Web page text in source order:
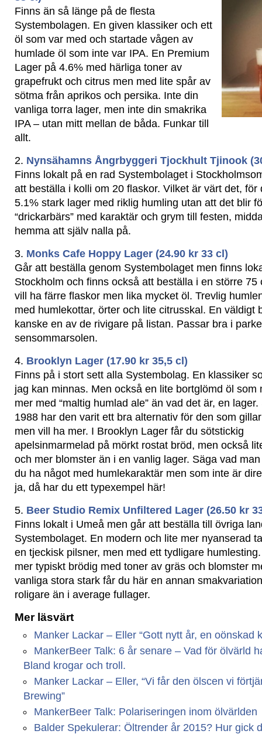
Finns än så länge på de flesta
Systembolagen. En given klassiker och ett
öl som var med och startade vågen av
humlade öl som inte var IPA. En Premium
Lager på 4.6% med härliga toner av
grapefrukt och citrus men med lite spår av
sötma från aprikos och persika. Inte din
vanliga torra lager, men inte din smakrika
IPA – utan mitt mellan de båda. Funkar till
allt.
2. Nynsähamns Ångrbyggeri Tjockhult Tjinook
Finns lokalt på en rad Systembolaget i
att beställa i kolli om 20 flaskor. Vilket är värt det, för
5.1% stark lager med riklig humling utan att det blir
“drickarbärs” med karaktär och grym till festen,
hemma att själv nalla på.
3. Monks Cafe Hoppy Lager (24.90 kr 33 cl)
Går att beställa genom Systembolaget men finns
Stockholm och finns också att beställa i en större 75
vill ha färre flaskor men lika mycket öl. Trevlig
med humlekottar, örter och lite citrusskal. En väldigt
kanske en av de rivigare på listan. Passar bra i
sensommarsolen.
4. Brooklyn Lager (17.90 kr 35,5 cl)
Finns på i stort sett alla Systembolag. En klassiker
jag kan minnas. Men också en lite bortglömd öl som
mer med “maltig humlad ale” än vad det är, en lager.
1988 har den varit ett bra alternativ för den som
men vill ha mer. I Brooklyn Lager får du sötstickig
apelsinmarmelad på mörkt rostat bröd, men också
och mer blomster än i en vanlig lager. Säga vad
du ha något med humlekaraktär men som inte är
ja, då har du ett typexempel här!
5. Beer Studio Remix Unfiltered Lager (26.50 kr
Finns lokalt i Umeå men går att beställa till övriga
Systembolaget. En modern och lite mer nyanserad
en tjeckisk pilsner, men med ett tydligare
mer typiskt brödig med toner av gräs och blomster
vanliga stora stark får du här en annan
roligare än i average fullager.
Mer läsvärt
Manker Lackar – Eller “Gott nytt år, en oönskad
MankerBeer Talk: 6 år senare – Vad för ölvärld
Bland krogar och troll.
Manker Lackar – Eller, “Vi får den ölscen vi
Brewing”
MankerBeer Talk: Polariseringen inom ölvärlden
Balder Spekulerar: Öltrender år 2015? Hur gick